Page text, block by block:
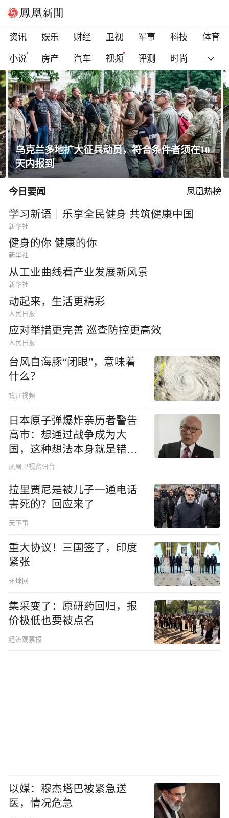
资讯 娱乐 财经 卫视 军事 科技
体育
小说
房产 汽车 视频 评测 时尚
黄土高原窑洞凭啥能冬暖夏凉？老祖宗的智慧
太绝了！
今日要闻 凤凰热榜
学习新语｜乐享全民健身 共筑健康中国
新华社
健身的你 健康的你
新华社
从工业曲线看产业发展新风景
新华社
动起来，生活更精彩
人民日报
应对举措更完善 巡查防控更高效
人民日报
台风白海豚“闭眼”，意味着
什么？
钱江视频
日本原子弹爆炸亲历者警告
高市：想通过战争成为大
国，这种想法本身就是错误
的
凤凰卫视资讯台
拉里贾尼是被儿子一通电话
害死的？回应来了
天下事
重大协议！三国签了，印度
紧张
环球网
集采变了：原研药回归，报
价极低也要被点名
经济观察报
以媒：穆杰塔巴被紧急送
医，情况危急